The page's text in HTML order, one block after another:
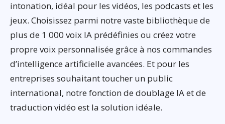
intonation, idéal pour les vidéos, les podcasts et les
jeux. Choisissez parmi notre vaste bibliothèque de
plus de 1 000 voix IA prédéfinies ou créez votre
propre voix personnalisée grâce à nos commandes
d’intelligence artificielle avancées. Et pour les
entreprises souhaitant toucher un public
international, notre fonction de doublage IA et de
traduction vidéo est la solution idéale.